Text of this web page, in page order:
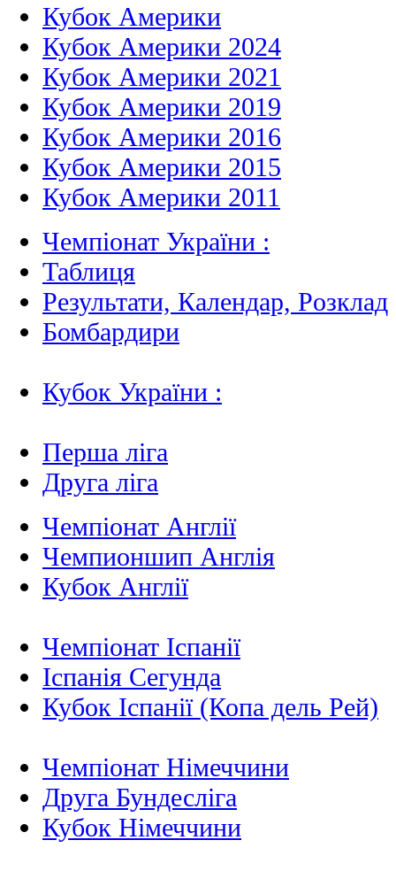
Кубок Америки
Кубок Америки 2024
Кубок Америки 2021
Кубок Америки 2019
Кубок Америки 2016
Кубок Америки 2015
Кубок Америки 2011
Чемпіонат України :
Таблиця
Результати, Календар, Poзклад
Бомбардири
Кубок України :
Перша ліга
Друга ліга
Чемпіонат Англії
Чемпионшип Англія
Кубок Англії
Чемпіонат Іспанії
Іспанія Сегунда
Кубок Іспанії (Копа дель Рей)
Чемпіонат Німеччини
Друга Бундесліга
Кубок Німеччини